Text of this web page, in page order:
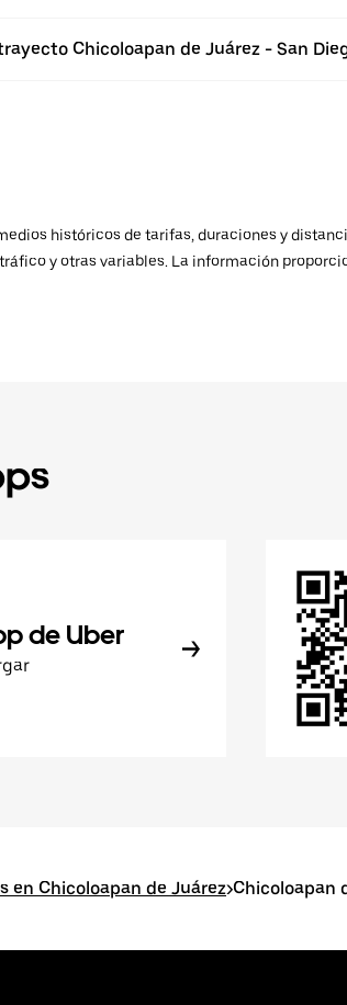
Chicoloapan de Juárez - San
históricos de tarifas, duraciones y
y otras variables. La información
de Uber
en Chicoloapan de Juárez>Chicoloapan